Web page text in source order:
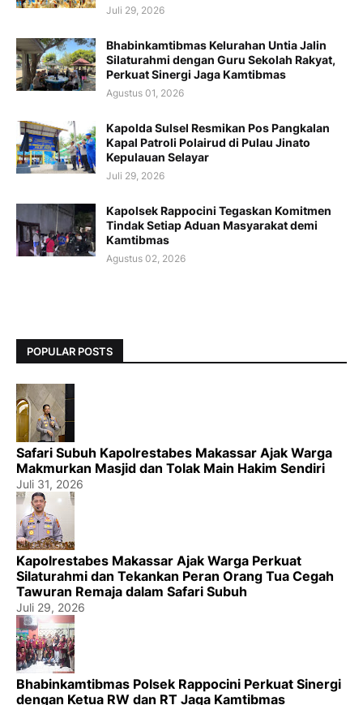
Juli 29, 2026
Bhabinkamtibmas Kelurahan Untia Jalin
Silaturahmi dengan Guru Sekolah Rakyat,
Perkuat Sinergi Jaga Kamtibmas
Agustus 01, 2026
Kapolda Sulsel Resmikan Pos Pangkalan
Kapal Patroli Polairud di Pulau Jinato
Kepulauan Selayar
Juli 29, 2026
Kapolsek Rappocini Tegaskan Komitmen
Tindak Setiap Aduan Masyarakat demi
Kamtibmas
Agustus 02, 2026
POPULAR POSTS
Safari Subuh Kapolrestabes Makassar Ajak Warga
Makmurkan Masjid dan Tolak Main Hakim Sendiri
Juli 31, 2026
Kapolrestabes Makassar Ajak Warga Perkuat
Silaturahmi dan Tekankan Peran Orang Tua Cegah
Tawuran Remaja dalam Safari Subuh
Juli 29, 2026
Bhabinkamtibmas Polsek Rappocini Perkuat Sinergi
dengan Ketua RW dan RT Jaga Kamtibmas